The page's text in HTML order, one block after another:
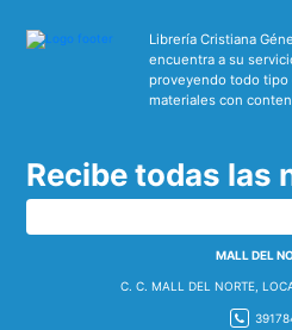
Librería Cristiana
encuentra a su
proveyendo todo tipo
materiales con
Recibe todas las
MALL DEL
C. C. MALL DEL NORTE,